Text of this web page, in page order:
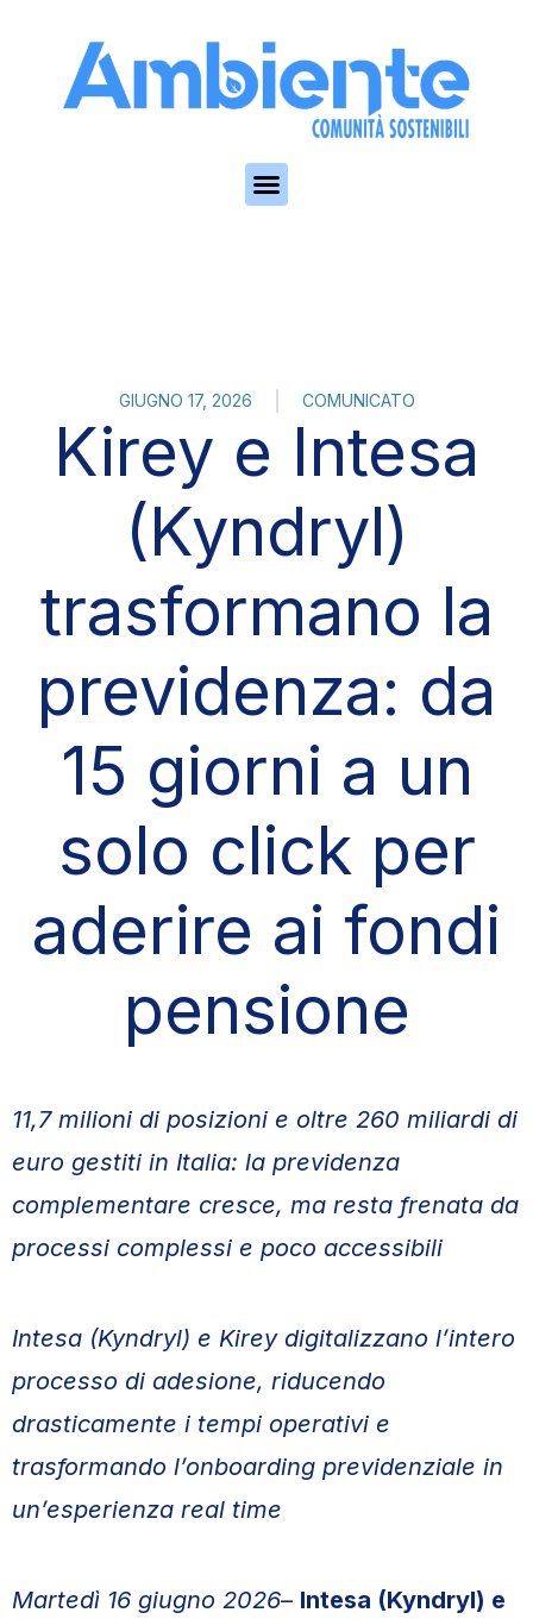
GIUGNO 17, 2026 COMUNICATO
Kirey e Intesa
(Kyndryl)
trasformano la
previdenza: da
15 giorni a un
solo click per
aderire ai fondi
pensione
11,7 milioni di posizioni e oltre 260 miliardi di
euro gestiti in Italia: la previdenza
complementare cresce, ma resta frenata da
processi complessi e poco accessibili
Intesa (Kyndryl) e Kirey digitalizzano l’intero
processo di adesione, riducendo
drasticamente i tempi operativi e
trasformando l’onboarding previdenziale in
un’esperienza real time
Martedì 16 giugno 2026– Intesa (Kyndryl) e